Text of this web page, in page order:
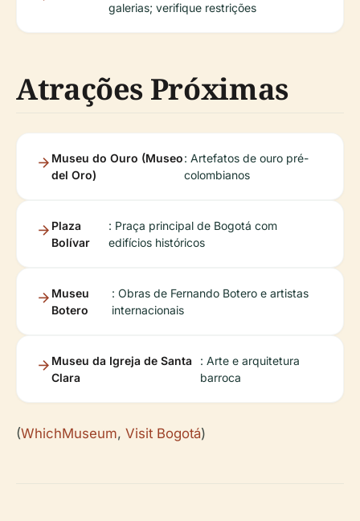
galerias; verifique restrições
Atrações Próximas
Museu do Ouro (Museo
del Oro)
: Artefatos de ouro pré-
colombianos
Plaza
Bolívar
: Praça principal de Bogotá com
edifícios históricos
Museu
Botero
: Obras de Fernando Botero e artistas
internacionais
Museu da Igreja de Santa
Clara
: Arte e arquitetura
barroca
(WhichMuseum, Visit Bogotá)